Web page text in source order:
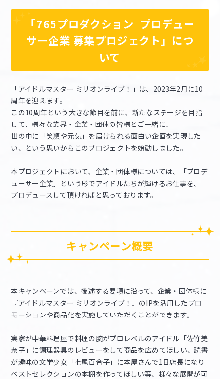
「765プロダクション プロデュー
サー企業 募集プロジェクト」につ
いて
「アイドルマスター ミリオンライブ！」は、2023年2月に10
周年を迎えます。
この10周年という大きな節目を前に、新たなステージを目指
して、様々な業界・企業・団体の皆様とご一緒に、
世の中に「笑顔や元気」を届けられる面白い企画を実現した
い、という思いからこのプロジェクトを始動しました。
本プロジェクトにおいて、企業・団体様については、「プロデ
ューサー企業」という形でアイドルたちが輝けるお仕事を、
プロデュースして頂ければと思っております。
キャンペーン概要
本キャンペーンでは、後述する要項に沿って、企業・団体様に
『アイドルマスター ミリオンライブ！』のIPを活用したプロ
モーションや商品化を実施していただくことができます。
実家が中華料理屋で料理の腕がプロレベルのアイドル「佐竹美
奈子」に調理器具のレビューをして商品を広めてほしい、読書
が趣味の文学少女「七尾百合子」に本屋さんで1日店長になり
ベストセレクションの本棚を作ってほしい等、様々な展開が可